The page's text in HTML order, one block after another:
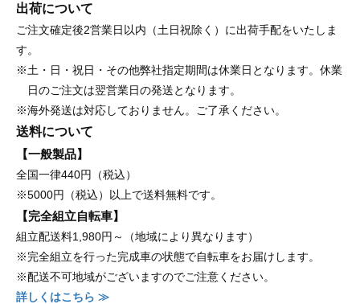
出荷について
ご注文確定後2営業日以内（土日祝除く）に出荷手配をいたしま
す。
※土・日・祝日・その他弊社指定期間は休業日となります。休業
日のご注文は翌営業日の発送となります。
※海外発送は対応しておりません。ご了承ください。
送料について
【一般製品】
全国一律440円（税込）
※5000円（税込）以上で送料無料です。
【完全組立自転車】
組立配送料1,980円～（地域により異なります）
※完全組立を行った完成車の状態で自転車をお届けします。
※配送不可地域がございますのでご注意ください。
詳しくはこちら ≫